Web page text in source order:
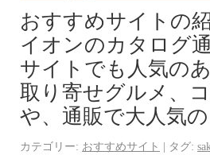
おすすめサイトの
イオンのカタログ
サイトでも人気の
取り寄せグルメ、
や、通販で大人気
カテゴリー: おすすめサイト | タグ: